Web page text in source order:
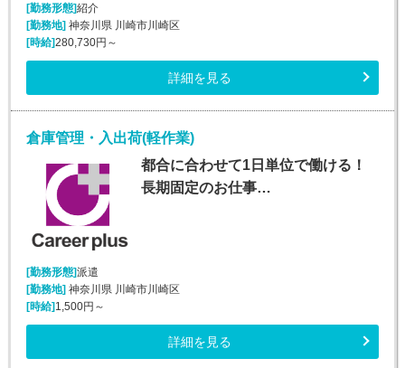
[勤務形態]紹介
[勤務地]神奈川県 川崎市川崎区
[時給]280,730円～
詳細を見る
倉庫管理・入出荷(軽作業)
都合に合わせて1日単位で働ける！
長期固定のお仕事…
[勤務形態]派遣
[勤務地]神奈川県 川崎市川崎区
[時給]1,500円～
詳細を見る